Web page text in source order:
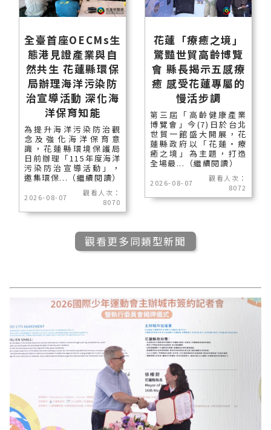
全臺首座OECMs生
態港見證產業與自
然共生 花蓮縣環保
局辦理海洋污染防
治宣導活動 深化海
洋保育知能
為提升海洋污染防治觀
念及強化海洋保育意
識，花蓮縣環境保護局
日前辦理「115年度海洋
污染防治宣導活動」，
邀集環保...（繼續閱讀）
2026-08-07
觀看人次：
8070
花蓮「療癒之境」
驚豔世貿高齡博覽
會 縣長揭示五感療
癒 感受花蓮專屬的
慢活步調
第三屆「高齡健康產業
博覽會」今(7)日於台北
世貿一館盛大開展，花
蓮縣政府以「花蓮‧療
癒之境」為主題，打造
全場最...（繼續閱讀）
2026-08-07
觀看人次：
8072
觀看更多同類型新聞